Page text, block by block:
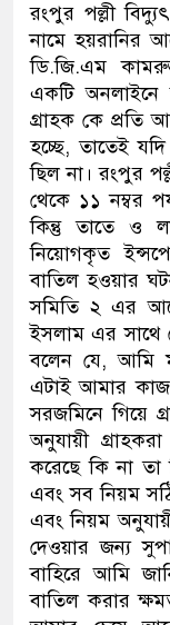
রংপুর পল্লী
নামে হয়রানির
ডি.জি.এম
একটি
গ্রাহক কে প্রতি
হচ্ছে, তাতেই
ছিল না। রংপুর
থেকে ১১ নম্বর
কিন্তু তাতে ও
নিয়োগকৃত
বাতিল হওয়ার
সমিতি ২ এর
ইসলাম এর সাথে
বলেন যে, আমি
এটাই আমার
সরজমিনে গিয়ে
অনুযায়ী
করেছে কি না তা
এবং সব নিয়ম
এবং নিয়ম
দেওয়ার জন্য
বাহিরে আমি
বাতিল করার